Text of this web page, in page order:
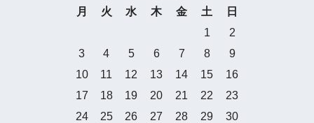
月
火 水 木 金 土
日
1
2
3
4 5 6 7 8
9
10
11 12 13 14 15
16
17
18 19 20 21 22
23
24
25 26 27 28 29
30